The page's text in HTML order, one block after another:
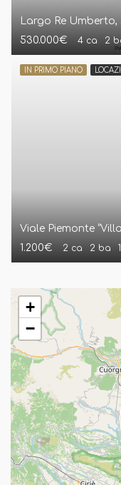
530.000€
4 ca 2
IN PRIMO PIANO
1.200€
2 ca 2 ba
+
−